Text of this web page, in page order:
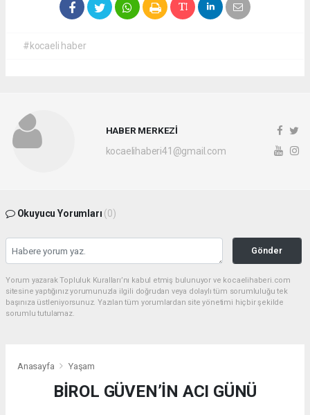
#kocaeli haber
HABER MERKEZİ
kocaelihaberi41@gmail.com
Okuyucu Yorumları (0)
Gönder
Yorum yazarak Topluluk Kuralları’nı kabul etmiş bulunuyor ve kocaelihaberi.com
sitesine yaptığınız yorumunuzla ilgili doğrudan veya dolaylı tüm sorumluluğu tek
başınıza üstleniyorsunuz. Yazılan tüm yorumlardan site yönetimi hiçbir şekilde
sorumlu tutulamaz.
Anasayfa Yaşam
BİROL GÜVEN’İN ACI GÜNÜ